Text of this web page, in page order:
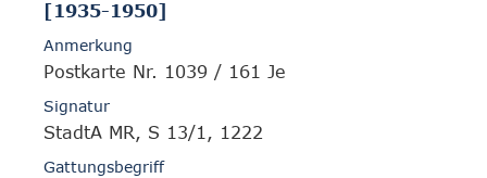
[1935-1950]
Anmerkung
Postkarte Nr. 1039 / 161 Je
Signatur
StadtA MR, S 13/1, 1222
Gattungsbegriff